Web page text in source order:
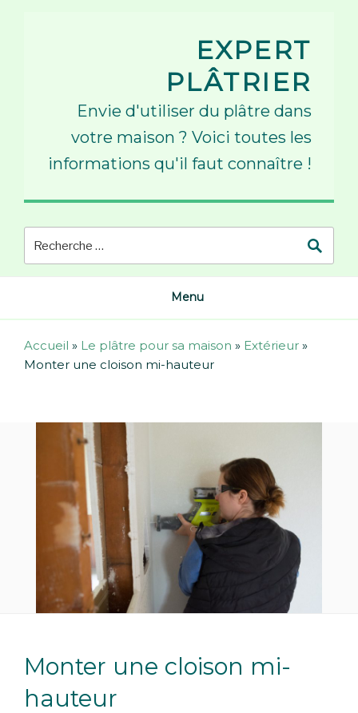
EXPERT
PLÂTRIER
Envie d'utiliser du plâtre dans
votre maison ? Voici toutes les
informations qu'il faut connaître !
Menu
Accueil » Le plâtre pour sa maison » Extérieur »
Monter une cloison mi-hauteur
Monter une cloison mi-
hauteur